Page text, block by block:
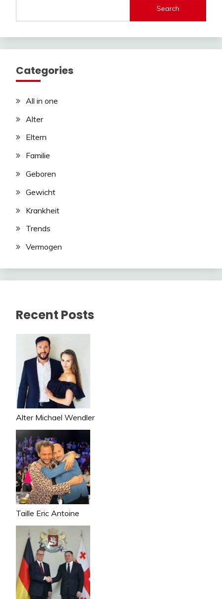
Search
Categories
All in one
Alter
Eltern
Familie
Geboren
Gewicht
Krankheit
Trends
Vermogen
Recent Posts
Alter Michael Wendler
Taille Eric Antoine